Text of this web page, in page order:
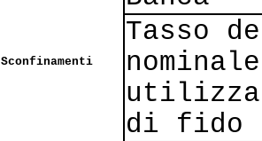
Sconfinamenti
Tasso
di fido